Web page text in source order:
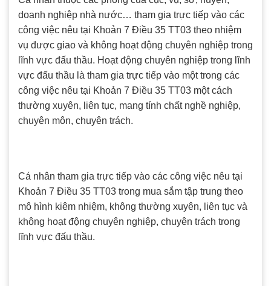
doanh nghiệp nhà nước… tham gia trực tiếp vào các
công việc nêu tại Khoản 7 Điều 35 TT03 theo nhiệm
vụ được giao và không hoạt động chuyên nghiệp trong
lĩnh vực đấu thầu. Hoạt động chuyên nghiệp trong lĩnh
vực đấu thầu là tham gia trực tiếp vào một trong các
công việc nêu tại Khoản 7 Điều 35 TT03 một cách
thường xuyên, liên tục, mang tính chất nghề nghiệp,
chuyên môn, chuyên trách.
Cá nhân tham gia trực tiếp vào các công việc nêu tại
Khoản 7 Điều 35 TT03 trong mua sắm tập trung theo
mô hình kiêm nhiệm, không thường xuyên, liên tục và
không hoạt động chuyên nghiệp, chuyên trách trong
lĩnh vực đấu thầu.